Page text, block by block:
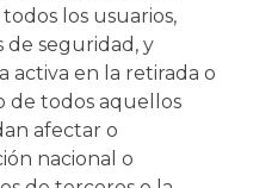
los usuarios,
de seguridad, y
activa en la retirada o
de todos aquellos
afectar o
nacional o